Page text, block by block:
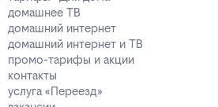
домашнее ТВ
домашний интернет
домашний интернет и ТВ
промо-тарифы и акции
контакты
услуга «Переезд»